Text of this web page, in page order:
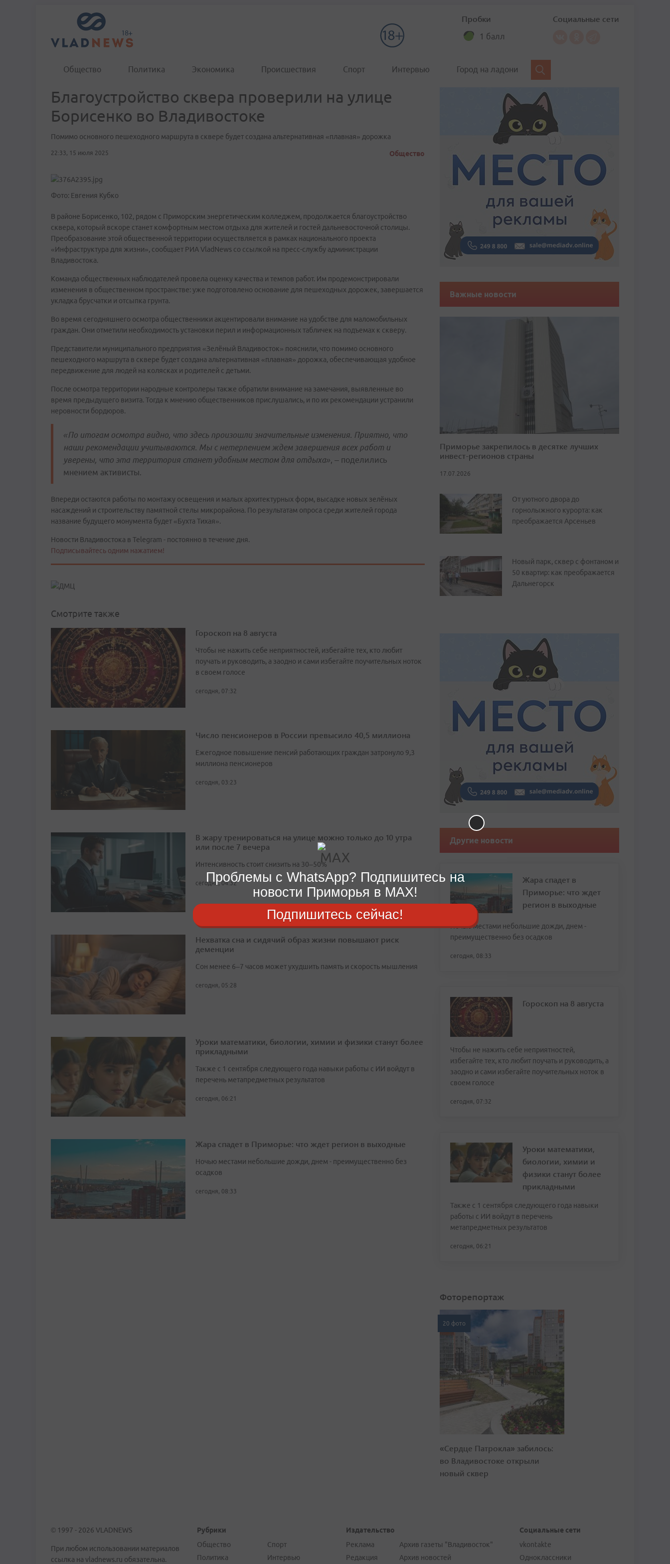
Пробки
1 балл
Социальные сети
Общество Политика Экономика Происшествия Спорт Интервью Город на ладони
Благоустройство сквера проверили на улице
Борисенко во Владивостоке
Помимо основного пешеходного маршрута в сквере будет создана альтернативная «плавная» дорожка
22:33, 15 июля 2025 Общество
Фото: Евгения Кубко
В районе Борисенко, 102, рядом с Приморским энергетическим колледжем, продолжается благоустройство
сквера, который вскоре станет комфортным местом отдыха для жителей и гостей дальневосточной столицы.
Преобразование этой общественной территории осуществляется в рамках национального проекта
«Инфраструктура для жизни», сообщает РИА VladNews со ссылкой на пресс-службу администрации
Владивостока.
Команда общественных наблюдателей провела оценку качества и темпов работ. Им продемонстрировали
изменения в общественном пространстве: уже подготовлено основание для пешеходных дорожек, завершается
укладка брусчатки и отсыпка грунта.
Во время сегодняшнего осмотра общественники акцентировали внимание на удобстве для маломобильных
граждан. Они отметили необходимость установки перил и информационных табличек на подъемах к скверу.
Представители муниципального предприятия «Зелёный Владивосток» пояснили, что помимо основного
пешеходного маршрута в сквере будет создана альтернативная «плавная» дорожка, обеспечивающая удобное
передвижение для людей на колясках и родителей с детьми.
После осмотра территории народные контролеры также обратили внимание на замечания, выявленные во
время предыдущего визита. Тогда к мнению общественников прислушались, и по их рекомендации устранили
неровности бордюров.
«По итогам осмотра видно, что здесь произошли значительные изменения. Приятно, что
наши рекомендации учитываются. Мы с нетерпением ждем завершения всех работ и
уверены, что эта территория станет удобным местом для отдыха», – поделились
мнением активисты.
Впереди остаются работы по монтажу освещения и малых архитектурных форм, высадке новых зелёных
насаждений и строительству памятной стелы микрорайона. По результатам опроса среди жителей города
название будущего монумента будет «Бухта Тихая».
Новости Владивостока в Telegram - постоянно в течение дня.
Подписывайтесь одним нажатием!
Смотрите также
Гороскоп на 8 августа
Чтобы не нажить себе неприятностей, избегайте тех, кто любит
поучать и руководить, а заодно и сами избегайте поучительных ноток
в своем голосе
сегодня, 07:32
Число пенсионеров в России превысило 40,5 миллиона
Ежегодное повышение пенсий работающих граждан затронуло 9,3
миллиона пенсионеров
сегодня, 03:23
В жару тренироваться на улице можно только до 10 утра
или после 7 вечера
Интенсивность стоит снизить на 30–50%
сегодня, 04:32
Нехватка сна и сидячий образ жизни повышают риск
деменции
Сон менее 6–7 часов может ухудшить память и скорость мышления
сегодня, 05:28
Уроки математики, биологии, химии и физики станут более
прикладными
Также с 1 сентября следующего года навыки работы с ИИ войдут в
перечень метапредметных результатов
сегодня, 06:21
Жара спадет в Приморье: что ждет регион в выходные
Ночью местами небольшие дожди, днем - преимущественно без
осадков
сегодня, 08:33
Важные новости
Приморье закрепилось в десятке лучших
инвест-регионов страны
17.07.2026
От уютного двора до
горнолыжного курорта: как
преображается Арсеньев
Новый парк, сквер с фонтаном и
50 квартир: как преображается
Дальнегорск
Другие новости
Жара спадет в
Приморье: что ждет
регион в выходные
Ночью местами небольшие дожди, днем -
преимущественно без осадков
сегодня, 08:33
Гороскоп на 8 августа
Чтобы не нажить себе неприятностей,
избегайте тех, кто любит поучать и руководить, а
заодно и сами избегайте поучительных ноток в
своем голосе
сегодня, 07:32
Уроки математики,
биологии, химии и
физики станут более
прикладными
Также с 1 сентября следующего года навыки
работы с ИИ войдут в перечень
метапредметных результатов
сегодня, 06:21
Фоторепортаж
20 фото
«Сердце Патрокла» забилось:
во Владивостоке открыли
новый сквер
© 1997 - 2026 VLADNEWS
При любом использовании материалов
ссылка на vladnews.ru обязательна.
Рубрики
Общество
Политика
Спорт
Интервью
Издательство
Реклама
Редакция
Архив газеты "Владивосток"
Архив новостей
Социальные сети
vkontakte
Одноклассники
Проблемы с WhatsApp? Подпишитесь на
новости Приморья в MAX!
Подпишитесь сейчас!